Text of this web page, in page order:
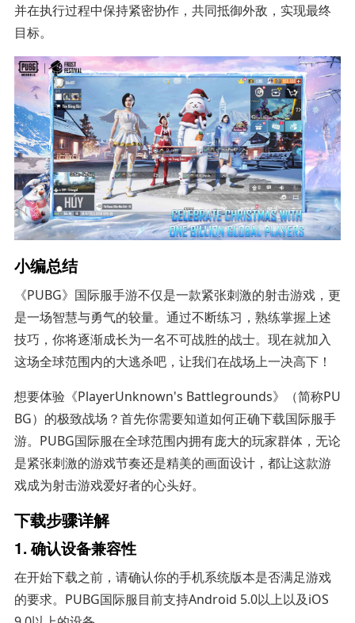
并在执行过程中保持紧密协作，共同抵御外敌，实现最终
目标。
小编总结
《PUBG》国际服手游不仅是一款紧张刺激的射击游戏，更
是一场智慧与勇气的较量。通过不断练习，熟练掌握上述
技巧，你将逐渐成长为一名不可战胜的战士。现在就加入
这场全球范围内的大逃杀吧，让我们在战场上一决高下！
想要体验《PlayerUnknown's Battlegrounds》（简称PU
BG）的极致战场？首先你需要知道如何正确下载国际服手
游。PUBG国际服在全球范围内拥有庞大的玩家群体，无论
是紧张刺激的游戏节奏还是精美的画面设计，都让这款游
戏成为射击游戏爱好者的心头好。
下载步骤详解
1. 确认设备兼容性
在开始下载之前，请确认你的手机系统版本是否满足游戏
的要求。PUBG国际服目前支持Android 5.0以上以及iOS